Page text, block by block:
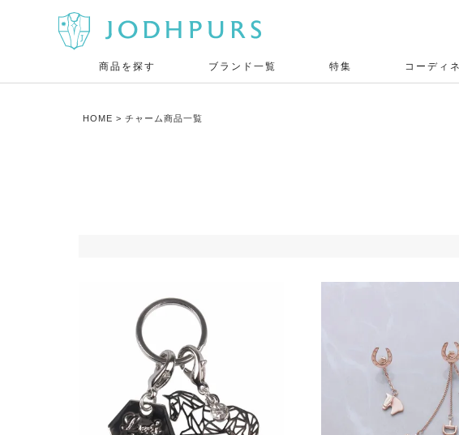
商品を探す ブランド一覧 特集 コーディ
HOME チャーム商品一覧